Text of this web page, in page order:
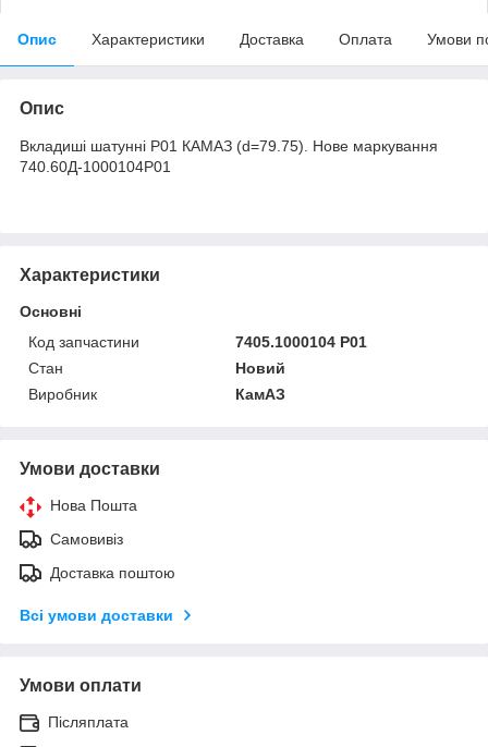
Опис Характеристики Доставка Оплата Умови
Опис
Вкладиші шатунні Р01 КАМАЗ (d=79.75). Нове маркування
740.60Д-1000104Р01
Характеристики
Основні
Код запчастини
7405.1000104 Р01
Стан
Новий
Виробник
КамАЗ
Умови доставки
Нова Пошта
Самовивіз
Доставка поштою
Всі умови доставки
Умови оплати
Післяплата